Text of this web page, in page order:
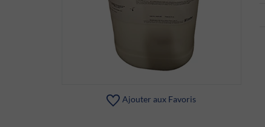
Ajouter aux Favoris